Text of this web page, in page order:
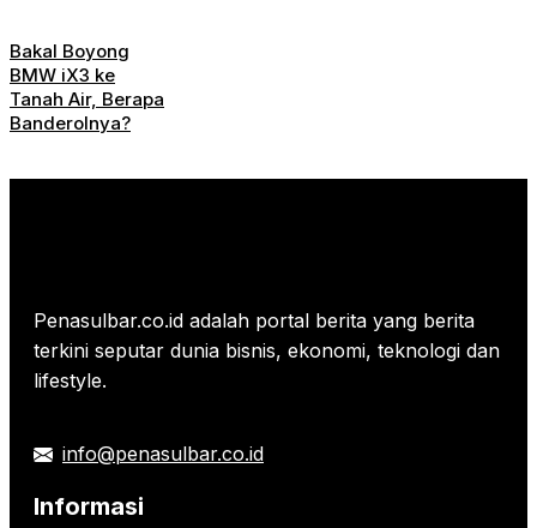
Bakal Boyong
BMW iX3 ke
Tanah Air, Berapa
Banderolnya?
Penasulbar.co.id adalah portal berita yang berita
terkini seputar dunia bisnis, ekonomi, teknologi dan
lifestyle.
info@penasulbar.co.id
Informasi